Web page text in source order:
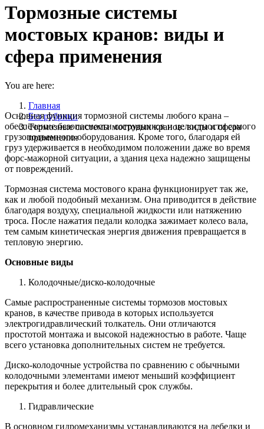
Тормозные системы
мостовых кранов: виды и
сфера применения
You are here:
Главная
Без рубрики
Тормозные системы мостовых кранов: виды и сфера
применения
Основная функция тормозной системы любого крана –
обеспечение безопасности сотрудников и целостности самого
грузоподъемного оборудования. Кроме того, благодаря ей
груз удерживается в необходимом положении даже во время
форс-мажорной ситуации, а здания цеха надежно защищены
от повреждений.
Тормозная система мостового крана функционирует так же,
как и любой подобный механизм. Она приводится в действие
благодаря воздуху, специальной жидкости или натяжению
троса. После нажатия педали колодка зажимает колесо вала,
тем самым кинетическая энергия движения превращается в
тепловую энергию.
Основные виды
Колодочные/диско-колодочные
Самые распространенные системы тормозов мостовых
кранов, в качестве привода в которых используется
электрогидравлический толкатель. Они отличаются
простотой монтажа и высокой надежностью в работе. Чаще
всего установка дополнительных систем не требуется.
Диско-колодочные устройства по сравнению с обычными
колодочными элементами имеют меньший коэффициент
перекрытия и более длительный срок службы.
Гидравлические
В основном гидромеханизмы устанавливаются на лебедки и